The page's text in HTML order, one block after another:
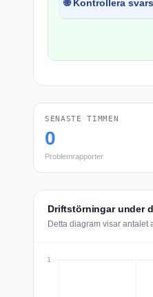
🌐 Kontrollera
SENASTE TIMMEN
0
Problemrapporter
Driftstörningar under
Detta diagram visar antalet